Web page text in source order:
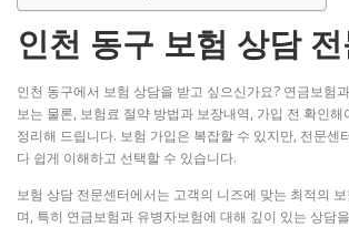
인천 동구 보험 상담 전
인천 동구에서 보험 상담을 받고 싶으신가요? 연금보험
보는 물론, 보험료 절약 방법과 보장내역, 가입 전 확인
정리해 드립니다. 보험 가입은 복잡할 수 있지만, 전문센
다 쉽게 이해하고 선택할 수 있습니다.
보험 상담 전문센터에서는 고객의 니즈에 맞는 최적의
며, 특히 연금보험과 유병자보험에 대해 깊이 있는 상담